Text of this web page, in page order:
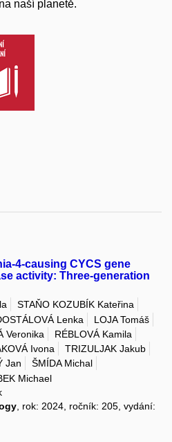
naší planetě.
4-causing CYCS gene
activity: Three-generation
STAŇO KOZUBÍK Kateřina
Lenka
LOJA Tomáš
Veronika
RÉBLOVÁ Kamila
Ivona
TRIZULJAK Jakub
Jan
ŠMÍDA Michal
Michael
, rok: 2024, ročník: 205, vydání: